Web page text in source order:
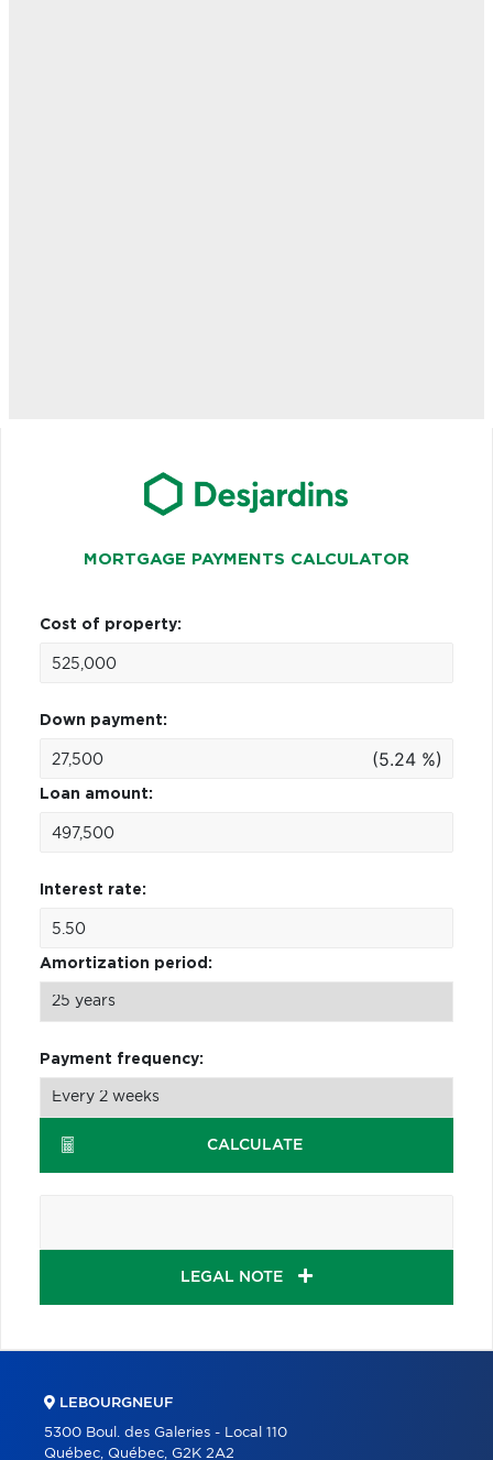
MORTGAGE PAYMENTS CALCULATOR
Cost of property:
Down payment:
(5.24 %)
Loan amount:
Interest rate:
Amortization period:
Payment frequency:
CALCULATE
LEGAL NOTE
LEBOURGNEUF
5300 Boul. des Galeries - Local 110
Québec, Québec, G2K 2A2